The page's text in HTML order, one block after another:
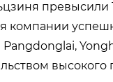
превысили
компании